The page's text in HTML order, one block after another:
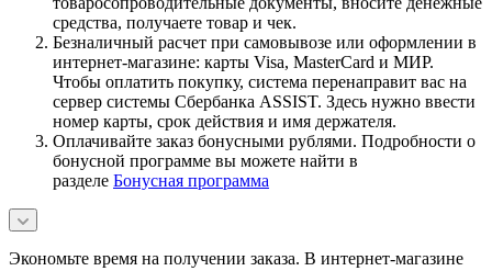
средства, получаете товар и чек.
Безналичный расчет при самовывозе или оформлении в
интернет-магазине: карты Visa, MasterCard и МИР.
Чтобы оплатить покупку, система перенаправит вас на
сервер системы Сбербанка ASSIST. Здесь нужно ввести
номер карты, срок действия и имя держателя.
Оплачивайте заказ бонусными рублями. Подробности о
бонусной программе вы можете найти в
разделе Бонусная программа
Экономьте время на получении заказа. В интернет-магазине